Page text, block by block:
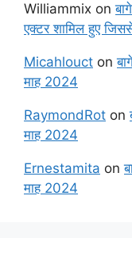
Williammix on
एक्टर शामिल हुए
Micahlouct on
माह 2024
RaymondRot on
माह 2024
Ernestamita on
माह 2024